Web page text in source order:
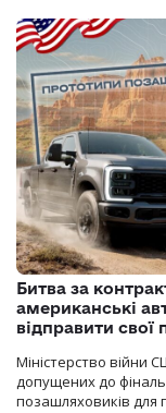
Битва за
американські
відправити
Міністерство війни
допущених до
позашляховиків для